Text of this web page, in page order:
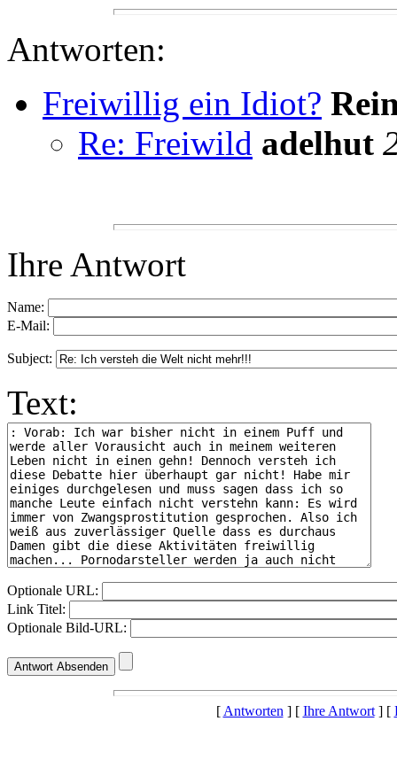
Antworten:
Freiwillig ein Idiot?
Re: Freiwild adelhut
Ihre Antwort
Name:
E-Mail:
Subject:
Text:
Optionale URL:
Link Titel:
Optionale Bild-URL:
[Antworten] [ Ihre Antwort] [